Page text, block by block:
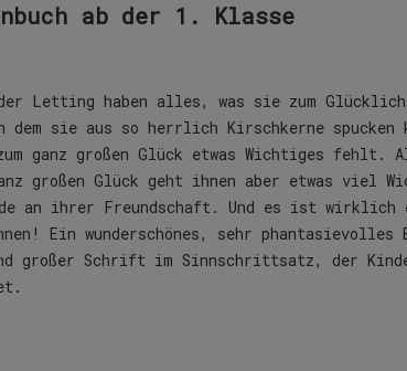
ab der 1. Klasse
Letting haben alles, was sie zum
dem sie aus so herrlich Kirschkerne
ganz großen Glück etwas Wichtiges fehlt.
großen Glück geht ihnen aber etwas
an ihrer Freundschaft. Und es ist wirklich
Ein wunderschönes, sehr
großer Schrift im Sinnschrittsatz, der